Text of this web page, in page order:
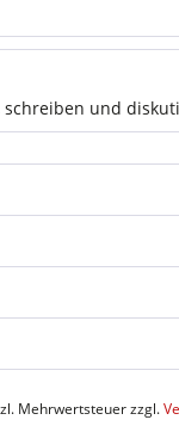
schreiben und
Mehrwertsteuer zzgl.